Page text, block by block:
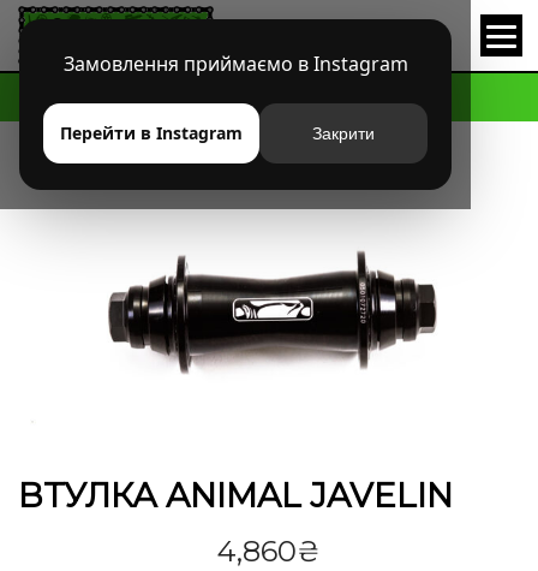
Замовлення приймаємо в Instagram
Перейти в Instagram Закрити
ВТУЛКА ANIMAL JAVELIN
4,860₴